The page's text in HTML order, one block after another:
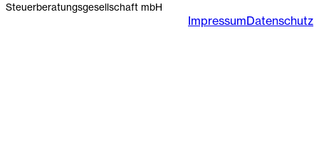
Steuerberatungsgesellschaft mbH
ImpressumDatenschutz